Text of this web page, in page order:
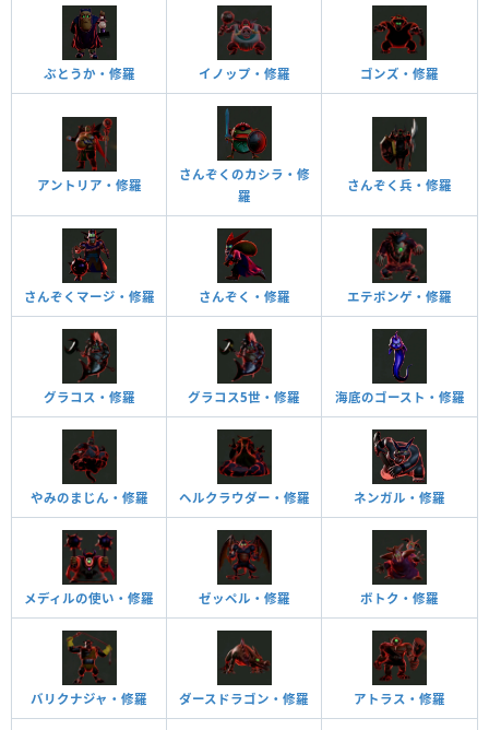
ぶとうか・修羅 イノップ・修羅 ゴンズ・修羅
アントリア・修羅
さんぞくのカシラ・修
羅
さんぞく兵・修羅
さんぞくマージ・修羅 さんぞく・修羅 エテポンゲ・修羅
グラコス・修羅 グラコス5世・修羅 海底のゴースト・修羅
やみのまじん・修羅 ヘルクラウダー・修羅 ネンガル・修羅
メディルの使い・修羅 ゼッペル・修羅 ボトク・修羅
バリクナジャ・修羅 ダースドラゴン・修羅 アトラス・修羅